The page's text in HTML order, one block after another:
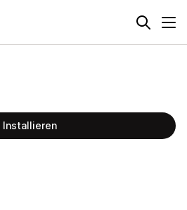
Installieren